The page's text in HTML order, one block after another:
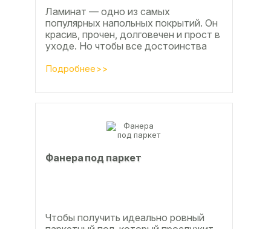
Ламинат — одно из самых
популярных напольных покрытий. Он
красив, прочен, долговечен и прост в
уходе. Но чтобы все достоинства
раскрылись, важно...
Подробнее>>
Фанера под паркет
Чтобы получить идеально ровный